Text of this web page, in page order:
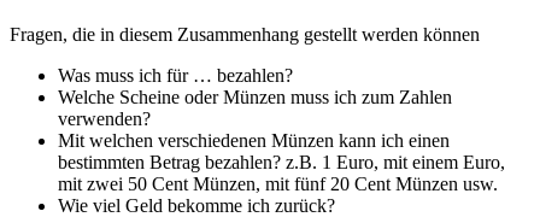
Fragen, die in diesem Zusammenhang gestellt werden können
Was muss ich für … bezahlen?
Welche Scheine oder Münzen muss ich zum Zahlen
verwenden?
Mit welchen verschiedenen Münzen kann ich einen
bestimmten Betrag bezahlen? z.B. 1 Euro, mit einem Euro,
mit zwei 50 Cent Münzen, mit fünf 20 Cent Münzen usw.
Wie viel Geld bekomme ich zurück?